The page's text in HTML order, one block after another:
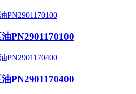
PN2901170100
PN2901170400